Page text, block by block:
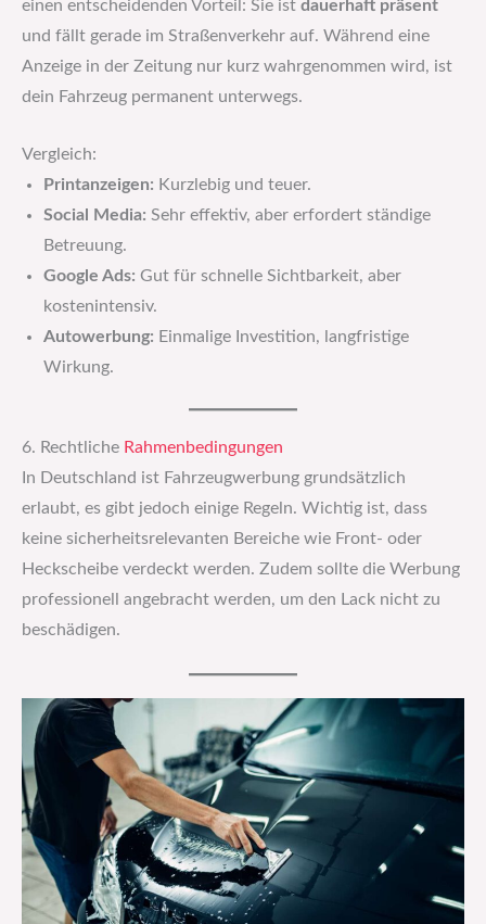
einen entscheidenden Vorteil: Sie ist dauerhaft präsent
und fällt gerade im Straßenverkehr auf. Während eine
Anzeige in der Zeitung nur kurz wahrgenommen wird, ist
dein Fahrzeug permanent unterwegs.
Vergleich:
Printanzeigen: Kurzlebig und teuer.
Social Media: Sehr effektiv, aber erfordert ständige
Betreuung.
Google Ads: Gut für schnelle Sichtbarkeit, aber
kostenintensiv.
Autowerbung: Einmalige Investition, langfristige
Wirkung.
6. Rechtliche Rahmenbedingungen
In Deutschland ist Fahrzeugwerbung grundsätzlich
erlaubt, es gibt jedoch einige Regeln. Wichtig ist, dass
keine sicherheitsrelevanten Bereiche wie Front- oder
Heckscheibe verdeckt werden. Zudem sollte die Werbung
professionell angebracht werden, um den Lack nicht zu
beschädigen.